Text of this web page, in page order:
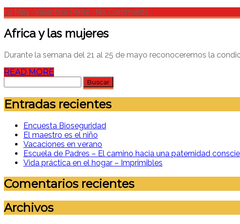
19 May · Valentina Pérez · No Comments
Africa y las mujeres
Durante la semana del 21 al 25 de mayo reconoceremos la
READ MORE
Entradas recientes
Encuesta Bioseguridad
El maestro es el niño
Vacaciones en verano
Escuela de Padres – El camino hacia una paternidad
Vida práctica en el hogar – Imprimibles
Comentarios recientes
Archivos